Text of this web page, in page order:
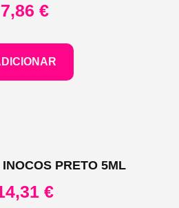
7,86 €
PRETO 5ML
€